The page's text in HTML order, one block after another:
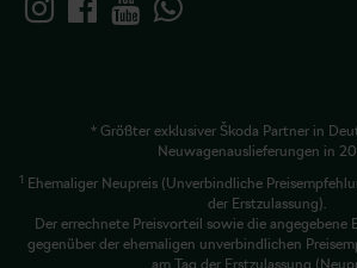
* Größter exklusiver Škoda Partner in
Neuwagenauslieferungen in
1 Ehemaliger Neupreis (Unverbindliche
der Erstzulassung).
Der errechnete Preisvorteil sowie die angegebene
gegenüber der ehemaligen unverbindlichen